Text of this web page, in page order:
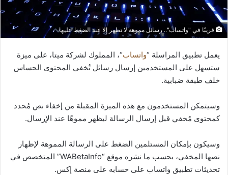
قريبًا في "واتساب".. رسائل مموهة لا تظهر إلا عند الضغط عليها
يعمل تطبيق المراسلة “واتساب“، المملوك لشركة ميتا، على ميزة
ستسهل على المستخدمين إرسال رسائل تُخفي المحتوى الحساس
خلف طبقة ضبابية.
وسيتمكن المستخدمون مع هذه الميزة المقبلة من إخفاء نص مُحدد
كمحتوى مُخفي قبل إرسال الرسالة ليظهر مموهًا عند الإرسال.
وسيكون بإمكان المستلمين الضغط على الرسالة المموهة لإظهار
نصها المخفي، بحسب ما نشره موقع “WABetaInfo” المتخصص في
تحديثات تطبيق واتساب على حسابه على منصة إكس.